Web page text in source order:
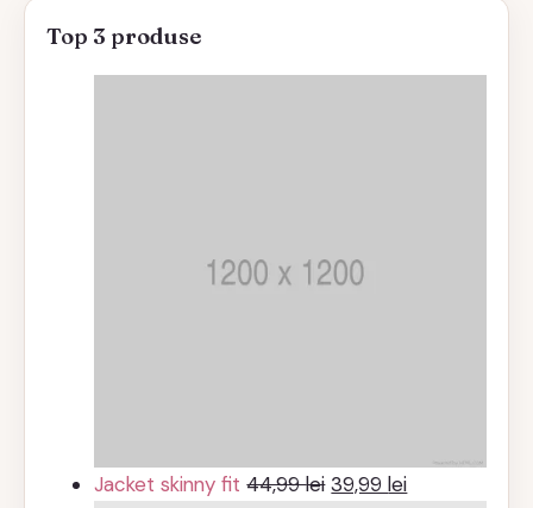
Top 3 produse
Jacket skinny fit 44,99lei Prețul
39,99leiPrețul